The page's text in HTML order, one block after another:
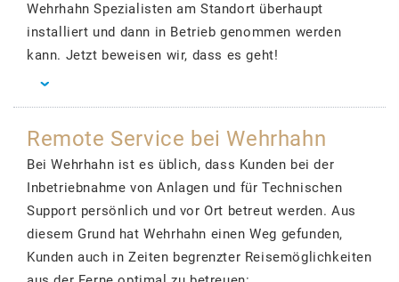
Wehrhahn Spezialisten am Standort überhaupt
installiert und dann in Betrieb genommen werden
kann. Jetzt beweisen wir, dass es geht!
Remote Service bei Wehrhahn
Bei Wehrhahn ist es üblich, dass Kunden bei der
Inbetriebnahme von Anlagen und für Technischen
Support persönlich und vor Ort betreut werden. Aus
diesem Grund hat Wehrhahn einen Weg gefunden,
Kunden auch in Zeiten begrenzter Reisemöglichkeiten